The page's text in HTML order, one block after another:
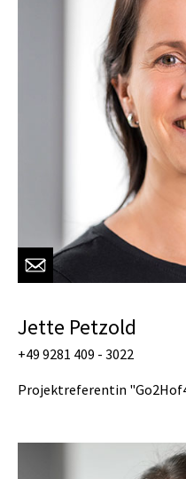
Jette Petzold
+49 9281 409 - 3022
Projektreferentin